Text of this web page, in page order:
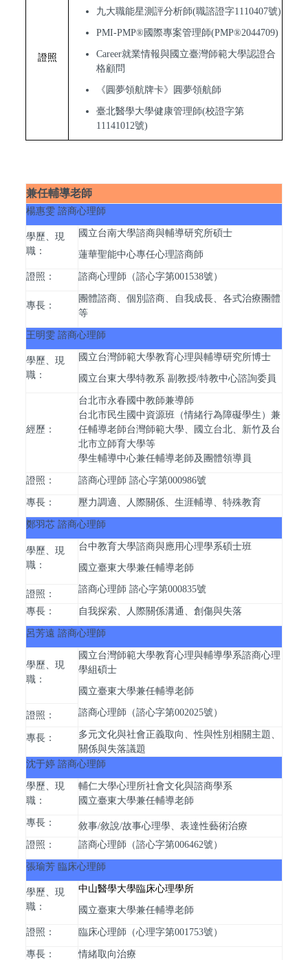
證照
九大職能星測評分析師(職諮證字1110407號)
PMI-PMP®國際專案管理師(PMP®2044709)
Career就業情報與國立臺灣師範大學認證合
格顧問
《圓夢領航牌卡》圓夢領航師
臺北醫學大學健康管理師(校證字第
11141012號)
兼任輔導老師
楊惠雯 諮商心理師
學歷、現
職：
國立台南大學諮商與輔導研究所碩士
蓮華聖能中心專任心理諮商師
證照： 諮商心理師（諮心字第001538號）
專長：
團體諮商、個別諮商、自我成長、各式治療團體
等
王明雯 諮商心理師
學歷、現
職：
國立台灣師範大學教育心理與輔導研究所博士
國立台東大學特教系 副教授/特教中心諮詢委員
經歷：
台北市永春國中教師兼導師
台北市民生國中資源班（情緒行為障礙學生）兼
任輔導老師台灣師範大學、國立台北、新竹及台
北市立師育大學等
學生輔導中心兼任輔導老師及團體領導員
證照： 諮商心理師 諮心字第000986號
專長： 壓力調適、人際關係、生涯輔導、特殊教育
鄭羽芯 諮商心理師
學歷、現
職：
台中教育大學諮商與應用心理學系碩士班
國立臺東大學兼任輔導老師
諮商心理師 諮心字第000835號
證照：
專長：
自我探索、人際關係溝通、創傷與失落
呂芳遠 諮商心理師
學歷、現
職：
國立台灣師範大學教育心理與輔導學系諮商心理
學組碩士
國立臺東大學兼任輔導老師
諮商心理師（諮心字第002025號）
證照：
專長：
多元文化與社會正義取向、性與性別相關主題、
關係與失落議題
沈于婷 諮商心理師
學歷、現
職：
輔仁大學心理所社會文化與諮商學系
國立臺東大學兼任輔導老師
專長：
敘事/敘說/故事心理學、表達性藝術治療
證照：
諮商心理師（諮心字第006462號）
張瑜芳 臨床心理師
學歷、現
職：
中山醫學大學臨床心理學所
國立臺東大學兼任輔導老師
證照： 臨床心理師（心理字第001753號）
專長： 情緒取向治療